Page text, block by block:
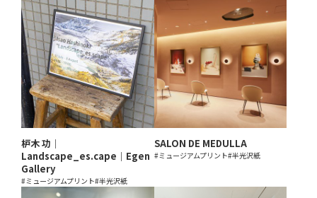
枦木 功｜
Landscape_es.cape｜Egen
Gallery
#ミュージアムプリント#半光沢紙
SALON DE MEDULLA
#ミュージアムプリント#半光沢紙